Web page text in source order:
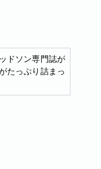
ドソン専門誌が
たっぷり詰まっ